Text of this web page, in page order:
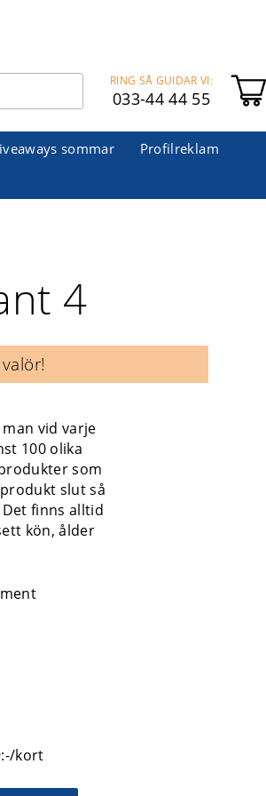
RING SÅ GUIDAR VI:
033-44 44 55
sommar
Profilreklam
4
vid varje
100 olika
som
slut så
finns alltid
kön, ålder
kort